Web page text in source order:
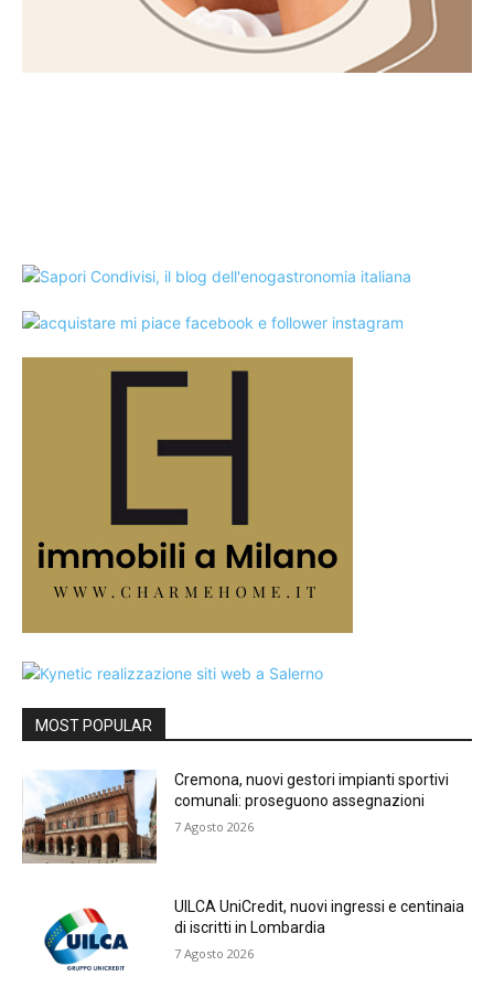
MOST POPULAR
Cremona, nuovi gestori impianti sportivi
comunali: proseguono assegnazioni
7 Agosto 2026
UILCA UniCredit, nuovi ingressi e centinaia
di iscritti in Lombardia
7 Agosto 2026